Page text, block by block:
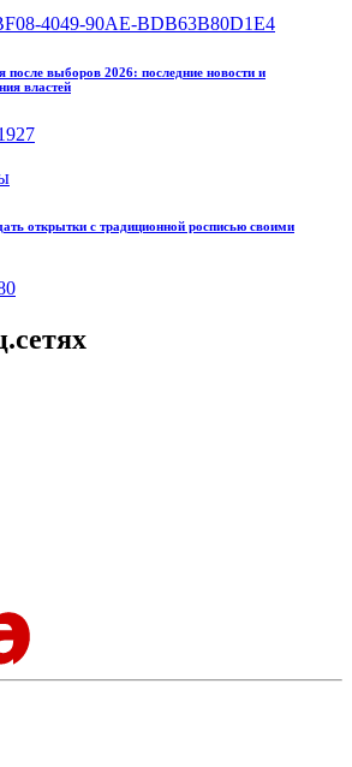
после выборов 2026: последние новости и
властей
открытки с традиционной росписью своими